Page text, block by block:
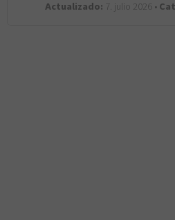
Actualizado: 7. julio 2026 •